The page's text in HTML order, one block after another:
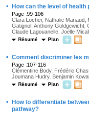
· How can the level of
Page :99-106
Clara Locher, Nathalie
Gatignol, Anthony Goldgewicht,
Claude Lagouanelle, Joëlle
Résumé Plan
· Comment discriminer les
Page :107-116
Clémentine Body, Frédéric
Joumana Hudry, Benjamin
Résumé Plan
·
How to differentiate
pathway?